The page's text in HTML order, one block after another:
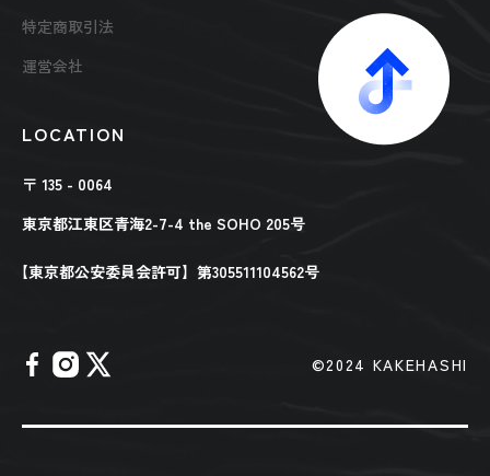
特定商取引法
運営会社
LOCATION
〒 135 - 0064
東京都江東区青海2-7-4 the SOHO 205号
【東京都公安委員会許可】第305511104562号
©︎2024 KAKEHASHI